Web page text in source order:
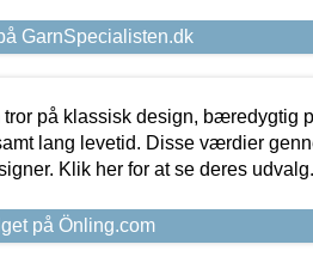
GarnSpecialisten.dk
tror på klassisk design, bæredygtig
lang levetid. Disse værdier
Klik her for at se deres udvalg.
på Önling.com